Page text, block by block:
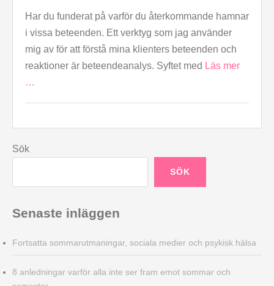
Har du funderat på varför du återkommande hamnar
i vissa beteenden. Ett verktyg som jag använder
mig av för att förstå mina klienters beteenden och
reaktioner är beteendeanalys. Syftet med Läs mer
…
Sök
SÖK
Senaste inläggen
Fortsatta sommarutmaningar, sociala medier och psykisk hälsa
8 anledningar varför alla inte ser fram emot sommar och